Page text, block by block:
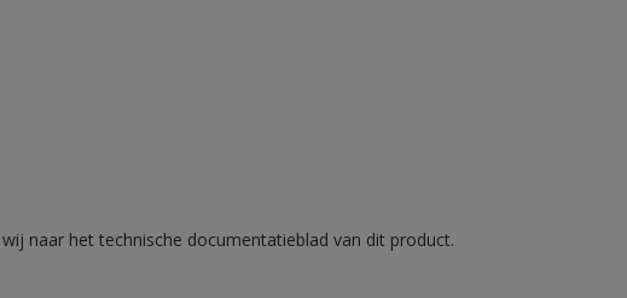
naar het technische documentatieblad van dit product.